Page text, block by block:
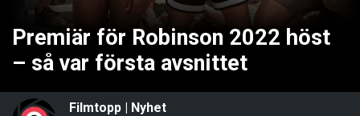
Premiär för Robinson 2022 höst
– så var första avsnittet
Filmtopp | Nyhet